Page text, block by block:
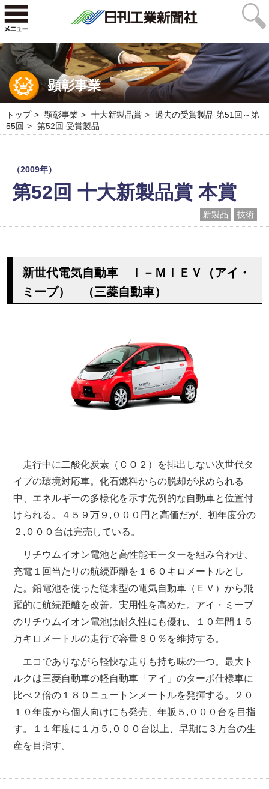
顕彰事業
トップ 顕彰事業 十大新製品賞
過去の受賞製品 第51回～第
55回
第52回 受賞製品
（2009年）
第52回 十大新製品賞 本賞
新製品 技術
新世代電気自動車 ｉ－ＭｉＥＶ（アイ・
ミーブ） （三菱自動車）
走行中に二酸化炭素（ＣＯ２）を排出しない次世代タ
イプの環境対応車。化石燃料からの脱却が求められる
中、エネルギーの多様化を示す先例的な自動車と位置付
けられる。４５９万９,０００円と高価だが、初年度分の
２,０００台は完売している。
リチウムイオン電池と高性能モーターを組み合わせ、
充電１回当たりの航続距離を１６０キロメートルとし
た。鉛電池を使った従来型の電気自動車（ＥＶ）から飛
躍的に航続距離を改善。実用性を高めた。アイ・ミーブ
のリチウムイオン電池は耐久性にも優れ、１０年間１５
万キロメートルの走行で容量８０％を維持する。
エコでありながら軽快な走りも持ち味の一つ。最大ト
ルクは三菱自動車の軽自動車「アイ」のターボ仕様車に
比べ２倍の１８０ニュートンメートルを発揮する。２０
１０年度から個人向けにも発売、年販５,０００台を目指
す。１１年度に１万５,０００台以上、早期に３万台の生
産を目指す。